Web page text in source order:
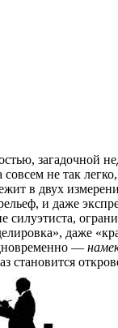
не так
в двух
и даже
даже
—
становится